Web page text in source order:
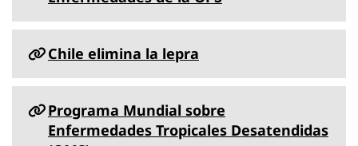
Chile elimina la lepra
Programa Mundial sobre
Enfermedades Tropicales Desatendidas